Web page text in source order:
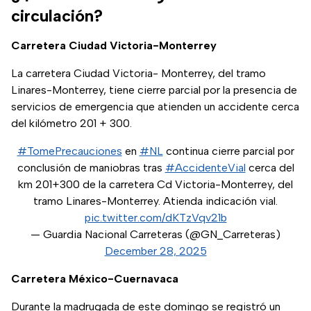
circulación?
Carretera Ciudad Victoria-Monterrey
La carretera Ciudad Victoria- Monterrey, del tramo
Linares-Monterrey, tiene cierre parcial por la presencia de
servicios de emergencia que atienden un accidente cerca
del kilómetro 201 + 300.
#TomePrecauciones en #NLcontinua cierre parcial por
conclusión de maniobras tras #AccidenteVial cerca del
km 201+300 de la carretera Cd Victoria-Monterrey, del
tramo Linares-Monterrey. Atienda indicación vial.
pic.twitter.com/dKTzVqv21b
— Guardia Nacional Carreteras (@GN_Carreteras)
December 28, 2025
Carretera México-Cuernavaca
Durante la madrugada de este domingo se registró un